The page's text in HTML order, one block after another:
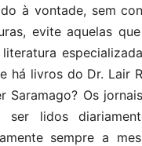
à vontade, sem
evite aquelas
há livros do Dr. Lair
Saramago? Os
ser lidos
sempre a